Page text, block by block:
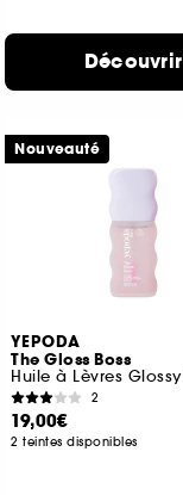
Découvrir
YEPODA
The Gloss Boss
2
19,00€
2 teintes disponibles
Nouveauté